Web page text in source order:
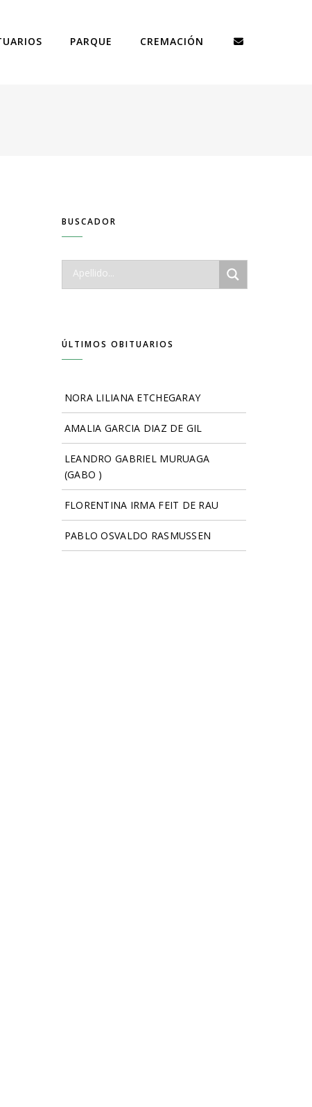
PARQUE CREMACIÓN
BUSCADOR
ÚLTIMOS OBITUARIOS
NORA LILIANA ETCHEGARAY
AMALIA GARCIA DIAZ DE GIL
LEANDRO GABRIEL MURUAGA
(GABO )
FLORENTINA IRMA FEIT DE RAU
PABLO OSVALDO RASMUSSEN